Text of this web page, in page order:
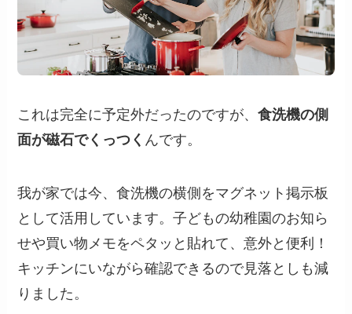
これは完全に予定外だったのですが、食洗機の側
面が磁石でくっつく んです。
我が家では今、食洗機の横側をマグネット掲示板
として活用しています。子どもの幼稚園のお知ら
せや買い物メモをペタッと貼れて、意外と便利！
キッチンにいながら確認できるので見落としも減
りました。